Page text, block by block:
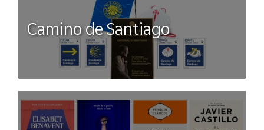
Camino de Santiago